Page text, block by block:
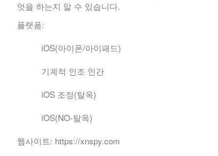
엇을 하는지 알 수 있습니다.
플랫폼:
iOS(아이폰/아이패드)
기계적 인조 인간
iOS 조정(탈옥)
iOS(NO-탈옥)
웹사이트: https://xnspy.com